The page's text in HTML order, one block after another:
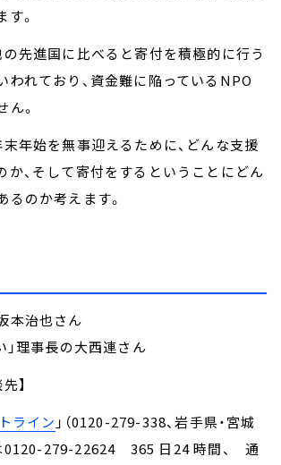
。
の先進国に比べると寄付を積極的に行う
われており、資金難に陥っているNPO
。
末年始を無事迎えるために、どんな支援
か、そして寄付をするということにどん
るのか考えます。
本治也さん
」理事長の大西連さん
】
ライン 」（0120-279-338、岩手県・宮城
0120-279-22624 365 日24 時間、 通